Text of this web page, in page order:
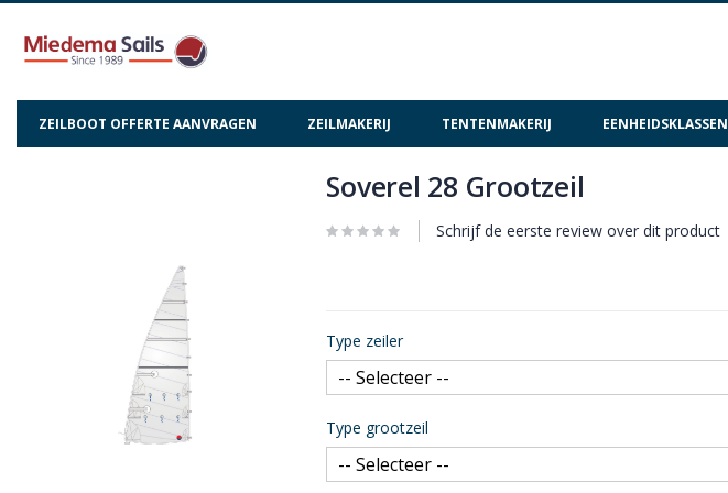
ZEILBOOT OFFERTE AANVRAGEN ZEILMAKERIJ TENTENMAKERIJ EENHEIDSKLASSEN
naar
het
gallerij
Soverel 28 Grootzeil
Schrijf de eerste review over dit product
Type zeiler
Type grootzeil